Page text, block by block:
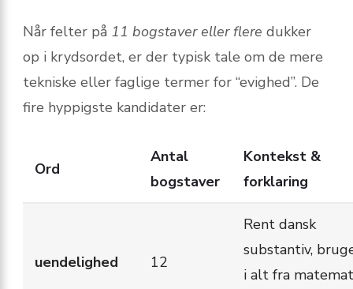
Når felter på 11 bogstaver eller flere dukker
op i krydsordet, er der typisk tale om de mere
tekniske eller faglige termer for “evighed”. De
fire hyppigste kandidater er:
Ord
Antal
bogstaver
Kontekst &
forklaring
uendelighed 12
Rent dansk
substantiv,
i alt fra